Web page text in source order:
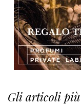
Gli articoli